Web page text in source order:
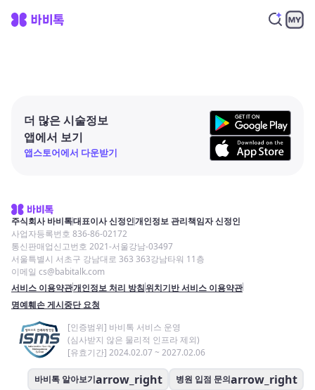
더 많은 시술정보
앱에서 보기
앱스토어에서 다운받기
주식회사 바비톡대표이사 신정인개인정보 관리책임자 신정인
사업자등록번호 836-86-02172
통신판매업신고번호 2021-서울강남-03497
서울특별시 서초구 강남대로 363 363강남타워 11층
이메일 cs@babitalk.com
서비스 이용약관개인정보 처리 방침위치기반 서비스 이용약관
명예훼손 게시중단 요청
[인증범위] 바비톡 서비스 운영
(심사받지 않은 물리적 인프라 제외)
[유효기간] 2024.02.07 ~ 2027.02.06
바비톡 알아보기arrow_right 병원 입점 문의arrow_right